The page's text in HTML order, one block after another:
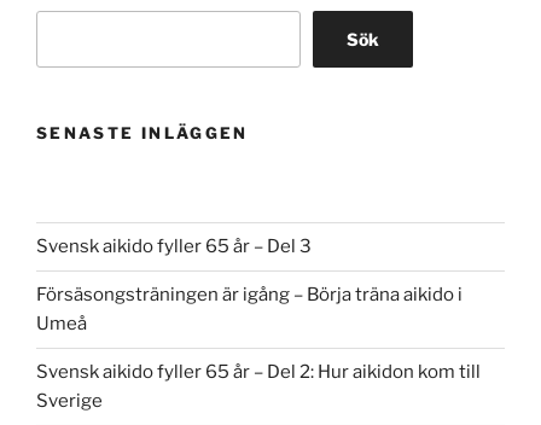
Sök
SENASTE INLÄGGEN
Svensk aikido fyller 65 år – Del 3
Försäsongsträningen är igång – Börja träna aikido i
Umeå
Svensk aikido fyller 65 år – Del 2: Hur aikidon kom till
Sverige